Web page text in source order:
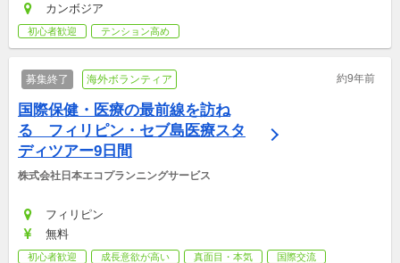
カンボジア
初心者歓迎 テンション高め
募集終了 海外ボランティア 約9年前
国際保健・医療の最前線を訪ね
る　フィリピン・セブ島医療スタ
ディツアー9日間
株式会社日本エコプランニングサービス
フィリピン
無料
初心者歓迎 成長意欲が高い 真面目・本気
国際交流